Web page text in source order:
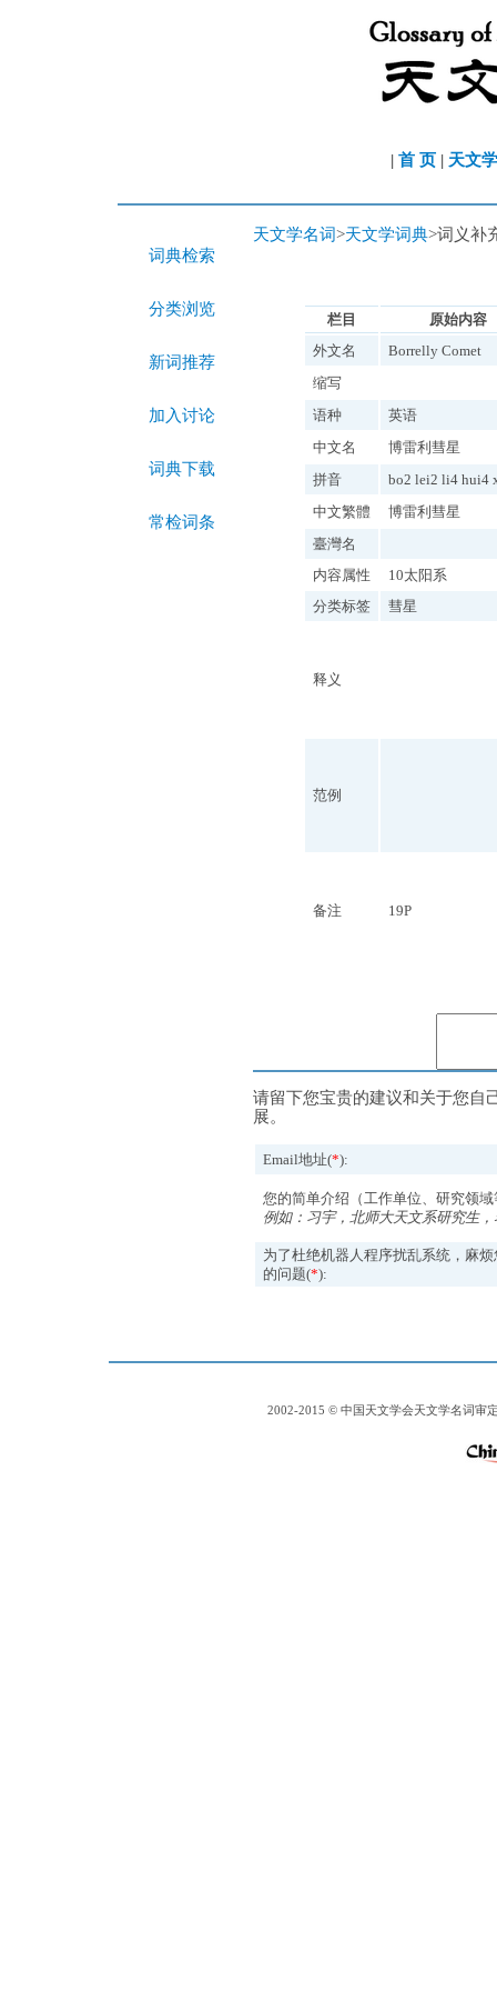
| 首 页 | 天文
词典检索
分类浏览
新词推荐
加入讨论
词典下载
常检词条
天文学名词>天文学词典>词义补
栏目
原始内容
外文名
Borrelly Comet
缩写
语种
英语
中文名
博雷利彗星
拼音
bo2 lei2 li4 hui4
中文繁體
博雷利彗星
臺灣名
内容属性
10太阳系
分类标签
彗星
释义
范例
备注 19P
请留下您宝贵的建议和关于您自
展。
Email地址(*):
您的简单介绍（工作单位、研究领域
例如：习宇，北师大天文系研究生
为了杜绝机器人程序扰乱系统，麻
的问题(*):
2002-2015 © 中国天文学会天文学名词审